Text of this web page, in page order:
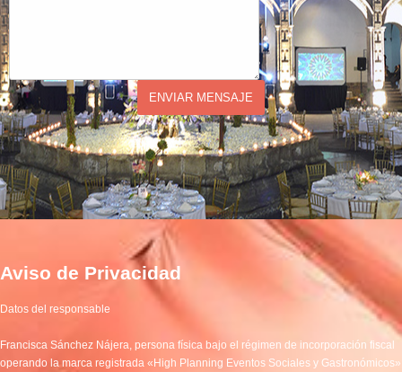
ENVIAR MENSAJE
Aviso de Privacidad
Datos del responsable
Francisca Sánchez Nájera, persona física bajo el régimen de incorporación fiscal
operando la marca registrada «High Planning Eventos Sociales y Gastronómicos»